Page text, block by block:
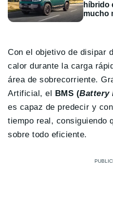
híbrido
mucho
Con el objetivo de disipar
calor durante la carga
área de sobrecorriente.
Artificial, el BMS (Battery
es capaz de predecir y
tiempo real, consiguiendo
sobre todo eficiente.